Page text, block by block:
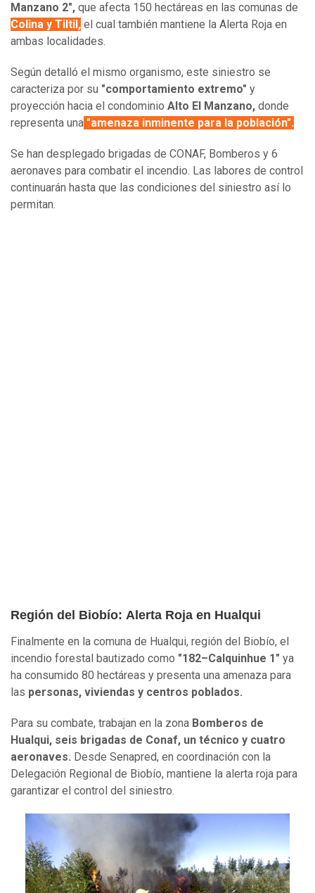
Manzano 2", que afecta 150 hectáreas en las comunas de
Colina y Tiltil, el cual también mantiene la Alerta Roja en
ambas localidades.
Según detalló el mismo organismo, este siniestro se
caracteriza por su "comportamiento extremo" y
proyección hacia el condominio Alto El Manzano, donde
representa una "amenaza inminente para la población".
Se han desplegado brigadas de CONAF, Bomberos y 6
aeronaves para combatir el incendio. Las labores de control
continuarán hasta que las condiciones del siniestro así lo
permitan.
Región del Biobío: Alerta Roja en Hualqui
Finalmente en la comuna de Hualqui, región del Biobío, el
incendio forestal bautizado como "182–Calquinhue 1" ya
ha consumido 80 hectáreas y presenta una amenaza para
las personas, viviendas y centros poblados.
Para su combate, trabajan en la zona Bomberos de
Hualqui, seis brigadas de Conaf, un técnico y cuatro
aeronaves. Desde Senapred, en coordinación con la
Delegación Regional de Biobío, mantiene la alerta roja para
garantizar el control del siniestro.